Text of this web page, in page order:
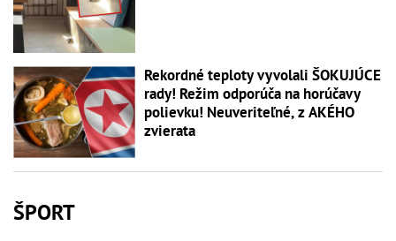
Rekordné teploty vyvolali ŠOKUJÚCE
rady! Režim odporúča na horúčavy
polievku! Neuveriteľné, z AKÉHO
zvierata
ŠPORT